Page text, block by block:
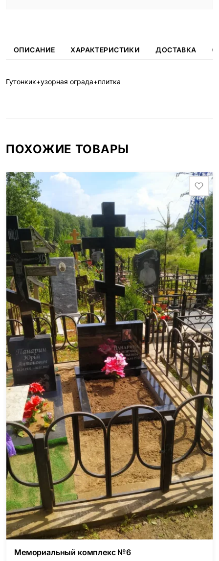
ОПИСАНИЕ ХАРАКТЕРИСТИКИ ДОСТАВКА
Гутонкик+узорная ограда+плитка
ПОХОЖИЕ ТОВАРЫ
Мемориальный комплекс №6